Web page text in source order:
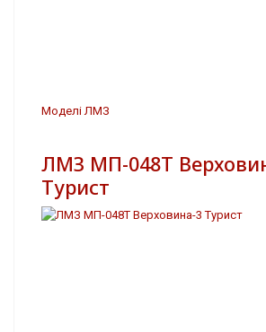
Моделі ЛМЗ
ЛМЗ МП-048Т
Турист